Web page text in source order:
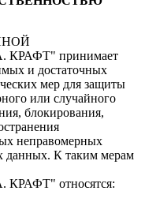
принимает
и достаточных
мер для защиты
или случайного
блокирования,
неправомерных
данных. К таким мерам
относятся: